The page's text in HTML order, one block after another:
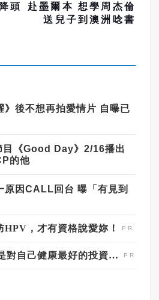
頭
赴墨爾本 想學周杰倫
送兒子到澳洲唸書
》後不想再拍愛情片 自曝已
目《Good Day》 2/16播出
的他
原因 CALL 回台 曝「有見到
HPV，才有資格說愛妳！
立即諮詢HPV！是對自己健康最好的投資，把握現在不嫌晚！